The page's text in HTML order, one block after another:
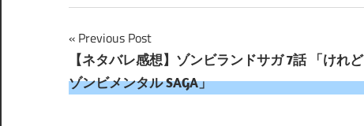
投
稿
Previous Post
【ネタバレ感想】ゾンビランドサガ 7話 「けれど
ゾンビメンタル SAGA」